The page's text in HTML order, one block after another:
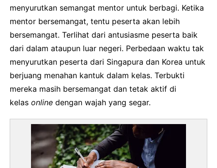
menyurutkan semangat mentor untuk berbagi. Ketika
mentor bersemangat, tentu peserta akan lebih
bersemangat. Terlihat dari antusiasme peserta baik
dari dalam ataupun luar negeri. Perbedaan waktu tak
menyurutkan peserta dari Singapura dan Korea untuk
berjuang menahan kantuk dalam kelas. Terbukti
mereka masih bersemangat dan tetak aktif di
kelas online dengan wajah yang segar.